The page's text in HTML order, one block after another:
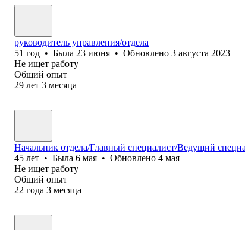
руководитель управления/отдела
51 год • Была 23 июня • Обновлено 3 августа 2023
Не ищет работу
Общий опыт
29 лет 3 месяца
Начальник отдела/Главный специалист/Ведущий
45 лет • Была 6 мая • Обновлено 4 мая
Не ищет работу
Общий опыт
22 года 3 месяца